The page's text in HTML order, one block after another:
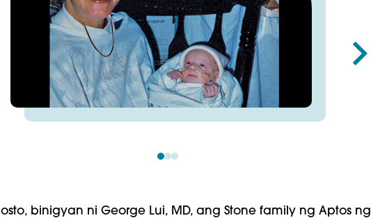
binigyan ni George Lui, MD, ang Stone family ng Aptos ng